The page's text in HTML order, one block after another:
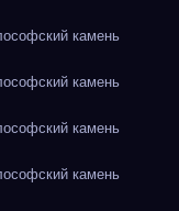
камень
камень
камень
камень